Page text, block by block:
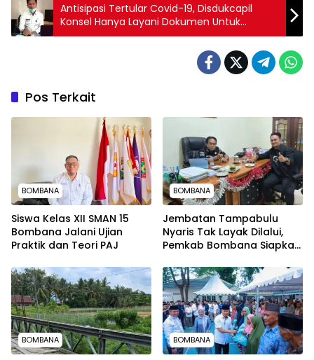
Antisipasi Tertular Covid-19, Disdukcapil
Konsel Hanya Layani Dokumen Untuk
Kebutuhan Mendesak
Pos Terkait
BOMBANA
Siswa Kelas XII SMAN 15
Bombana Jalani Ujian
Praktik dan Teori PAJ
BOMBANA
Jembatan Tampabulu
Nyaris Tak Layak Dilalui,
Pemkab Bombana Siapkan
BOMBANA BOMBANA